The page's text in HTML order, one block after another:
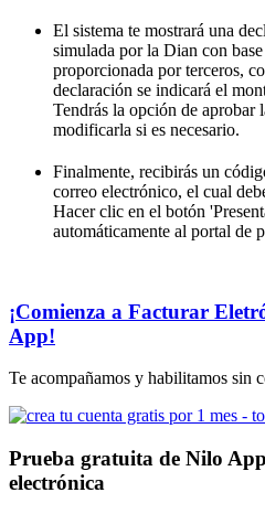
El sistema te mostrará una
simulada por la Dian con
proporcionada por terceros,
declaración se indicará el
Tendrás la opción de aprobar
modificarla si es necesario.
Finalmente, recibirás un
correo electrónico, el cual
Hacer clic en el botón
automáticamente al portal de
¡Comienza a Facturar
App!
Te acompañamos y habilitamos sin
Prueba gratuita de Nilo
electrónica